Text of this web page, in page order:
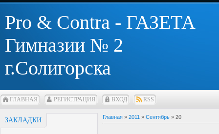
Pro & Contra - ГАЗЕТА
Гимназии № 2
г.Солигорска
ГЛАВНАЯ РЕГИСТРАЦИЯ ВХОД RSS
ЗАКЛАДКИ Главная » 2011 » Сентябрь » 20